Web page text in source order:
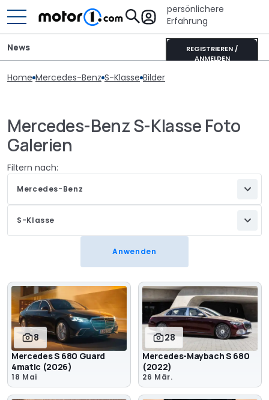
persönlichere
Erfahrung
REGISTRIEREN /
ANMELDEN
News
Home Mercedes-Benz S-Klasse Bilder
Mercedes-Benz S-Klasse Foto
Galerien
Filtern nach:
Mercedes-Benz
S-Klasse
8
Mercedes S 680 Guard
4matic (2026)
18 Mai
28
Mercedes-Maybach S 680
(2022)
26 Mär.